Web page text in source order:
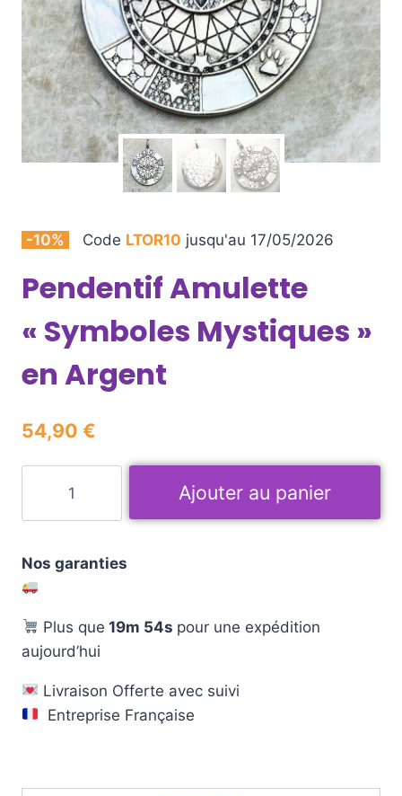
-10% Code LTOR10 jusqu'au 17/05/2026
Pendentif Amulette
« Symboles Mystiques »
en Argent
54,90 €
Ajouter au panier
Nos garanties
Plus que 19m 53s pour une expédition
aujourd’hui
Livraison Offerte avec suivi
Entreprise Française